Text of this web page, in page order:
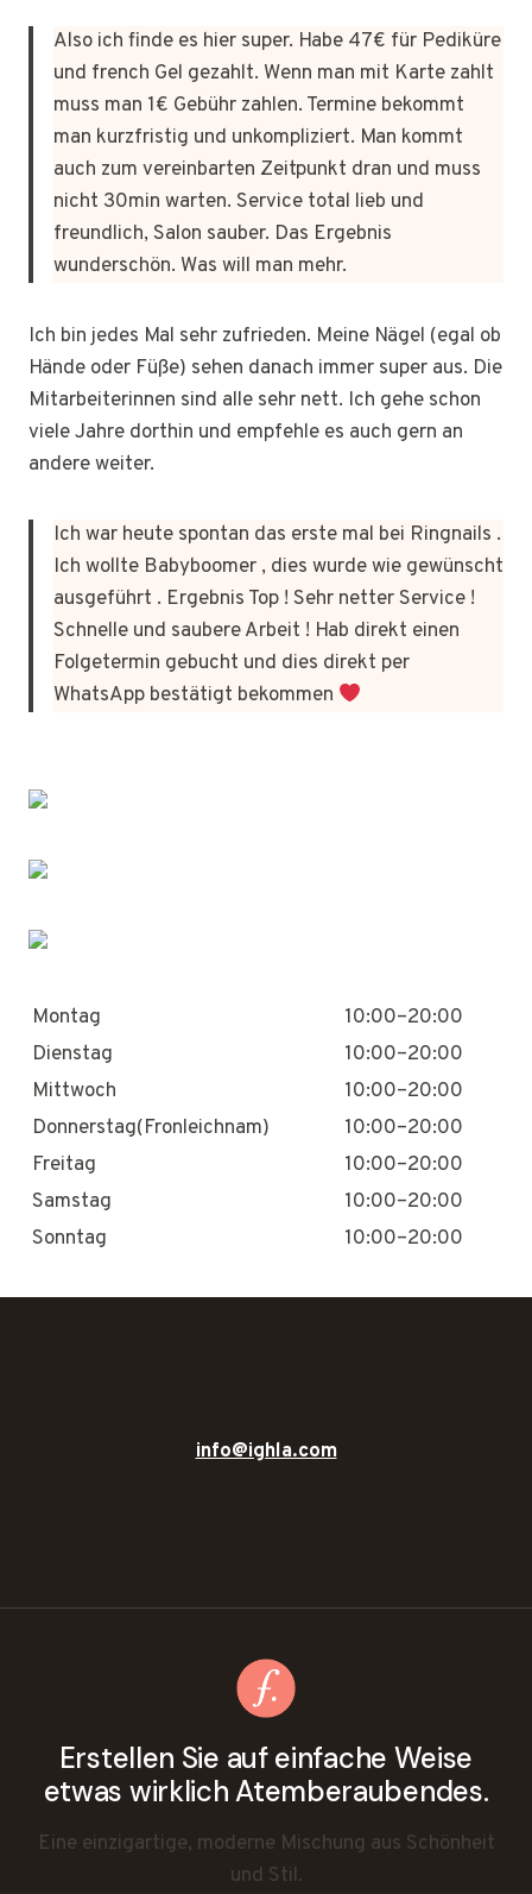
Also ich finde es hier super. Habe 47€ für Pediküre
und french Gel gezahlt. Wenn man mit Karte zahlt
muss man 1€ Gebühr zahlen. Termine bekommt
man kurzfristig und unkompliziert. Man kommt
auch zum vereinbarten Zeitpunkt dran und muss
nicht 30min warten. Service total lieb und
freundlich, Salon sauber. Das Ergebnis
wunderschön. Was will man mehr.
Ich bin jedes Mal sehr zufrieden. Meine Nägel (egal ob
Hände oder Füße) sehen danach immer super aus. Die
Mitarbeiterinnen sind alle sehr nett. Ich gehe schon
viele Jahre dorthin und empfehle es auch gern an
andere weiter.
Ich war heute spontan das erste mal bei Ringnails .
Ich wollte Babyboomer , dies wurde wie gewünscht
ausgeführt . Ergebnis Top ! Sehr netter Service !
Schnelle und saubere Arbeit ! Hab direkt einen
Folgetermin gebucht und dies direkt per
WhatsApp bestätigt bekommen
Montag
10:00–20:00
Dienstag
10:00–20:00
Mittwoch
10:00–20:00
Donnerstag(Fronleichnam)
10:00–20:00
Freitag
10:00–20:00
Samstag
10:00–20:00
Sonntag
10:00–20:00
info@ighla.com
Erstellen Sie auf einfache Weise
etwas wirklich Atemberaubendes.
Eine einzigartige, moderne Mischung aus Schönheit
und Stil.